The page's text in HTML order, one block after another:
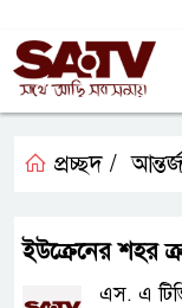
প্রচ্ছদ /
ইউক্রেনের শহর
এস. এ